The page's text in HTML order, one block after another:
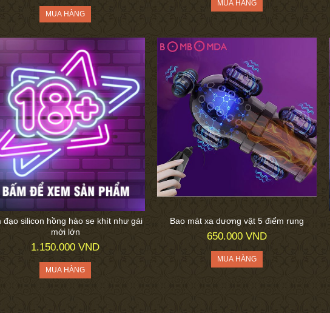
đạo silicon hồng hào se khít như gái
mới lớn
1.150.000 VND
Bao mát xa dương vật 5 điểm rung
650.000 VND